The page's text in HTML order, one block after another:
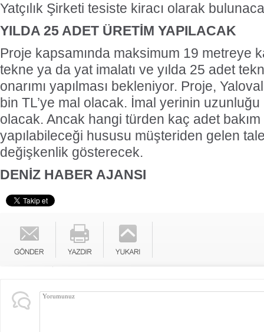
Yatçılık Şirketi tesiste kiracı olarak
YILDA 25 ADET ÜRETİM YAPILACAK
Proje kapsamında maksimum 19 metreye
tekne ya da yat imalatı ve yılda 25 adet
onarımı yapılması bekleniyor. Proje,
bin TL’ye mal olacak. İmal yerinin
olacak. Ancak hangi türden kaç adet bakım
yapılabileceği hususu müşteriden gelen
değişkenlik gösterecek.
DENİZ HABER AJANSI